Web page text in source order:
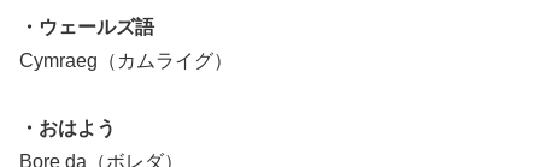
・ウェールズ語
Cymraeg（カムライグ）
・おはよう
Bore da（ボレダ）